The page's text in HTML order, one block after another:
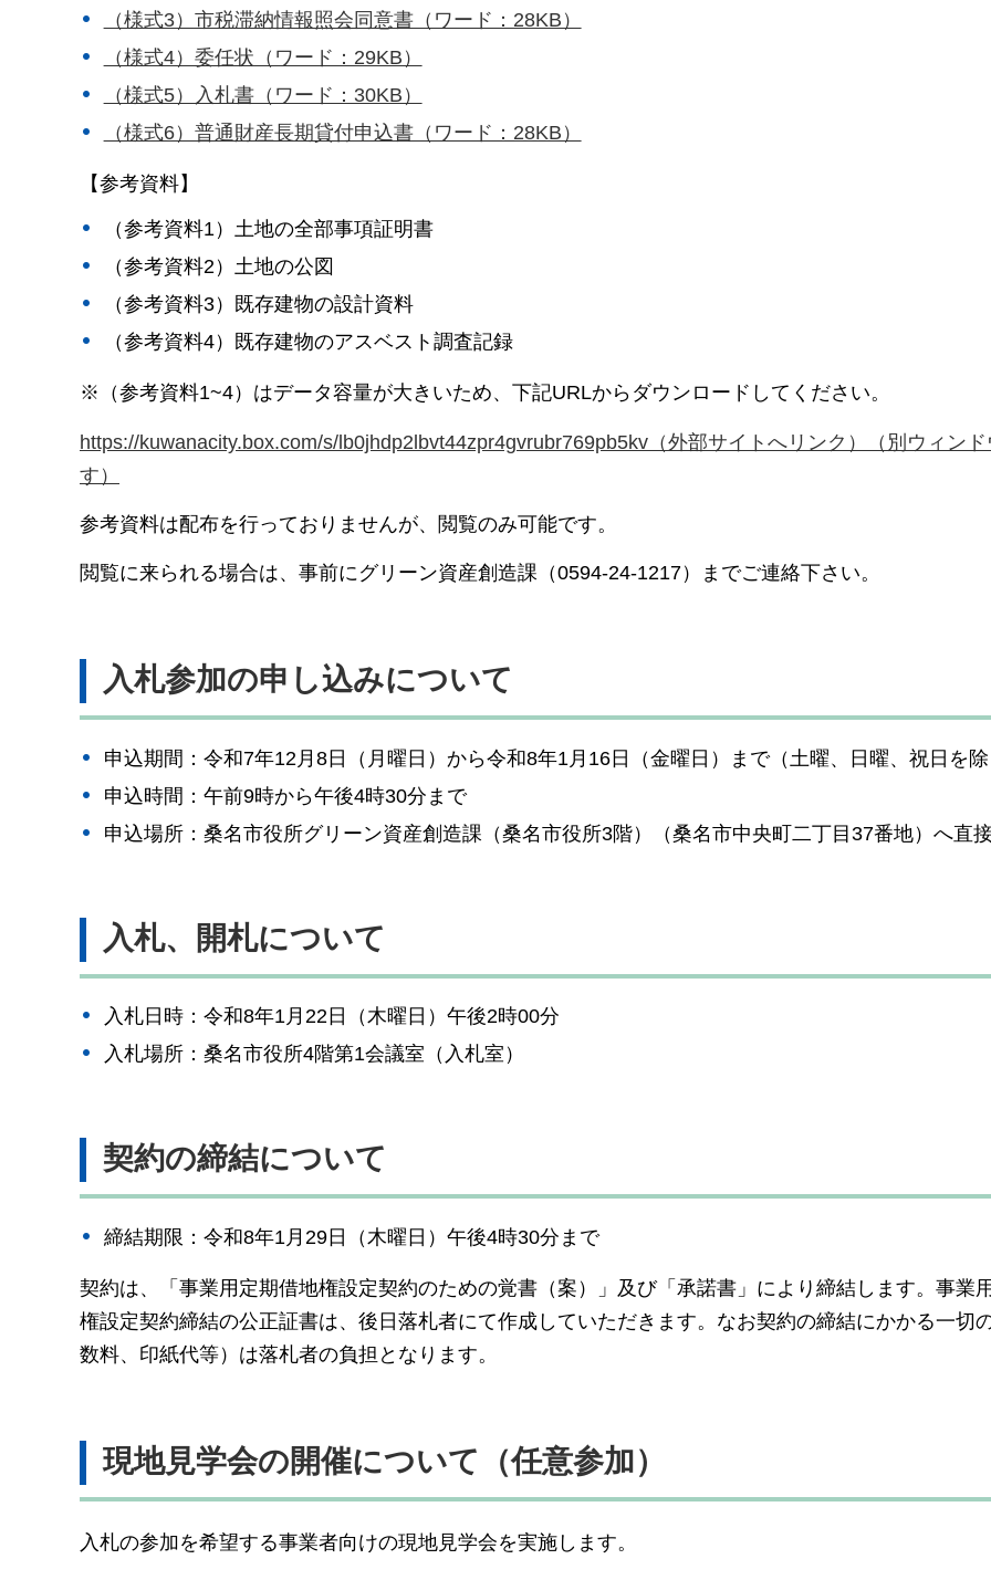
（様式3）市税滞納情報照会同意書（ワード：28KB）
（様式4）委任状（ワード：29KB）
（様式5）入札書（ワード：30KB）
（様式6）普通財産長期貸付申込書（ワード：28KB）
【参考資料】
（参考資料1）土地の全部事項証明書
（参考資料2）土地の公図
（参考資料3）既存建物の設計資料
（参考資料4）既存建物のアスベスト調査記録
※（参考資料1~4）はデータ容量が大きいため、下記URLからダウンロードしてください。
https://kuwanacity.box.com/s/lb0jhdp2lbvt44zpr4gvrubr769pb5kv（外部サイトへリンク）（別ウィン
す）
参考資料は配布を行っておりませんが、閲覧のみ可能です。
閲覧に来られる場合は、事前にグリーン資産創造課（0594-24-1217）までご連絡下さい。
入札参加の申し込みについて
申込期間：令和7年12月8日（月曜日）から令和8年1月16日（金曜日）まで（土曜、日曜、祝日を
申込時間：午前9時から午後4時30分まで
申込場所：桑名市役所グリーン資産創造課（桑名市役所3階）（桑名市中央町二丁目37番地）へ直
入札、開札について
入札日時：令和8年1月22日（木曜日）午後2時00分
入札場所：桑名市役所4階第1会議室（入札室）
契約の締結について
締結期限：令和8年1月29日（木曜日）午後4時30分まで
契約は、「事業用定期借地権設定契約のための覚書（案）」及び「承諾書」により締結します。事業
権設定契約締結の公正証書は、後日落札者にて作成していただきます。なお契約の締結にかかる一切
数料、印紙代等）は落札者の負担となります。
現地見学会の開催について（任意参加）
入札の参加を希望する事業者向けの現地見学会を実施します。